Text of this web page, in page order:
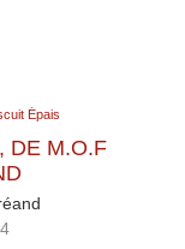
Épais
DE M.O.F